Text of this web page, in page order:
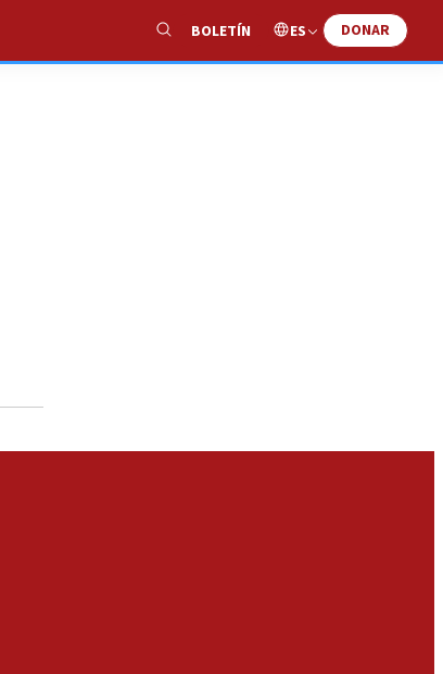
ShowBOLETÍN ES DONAR